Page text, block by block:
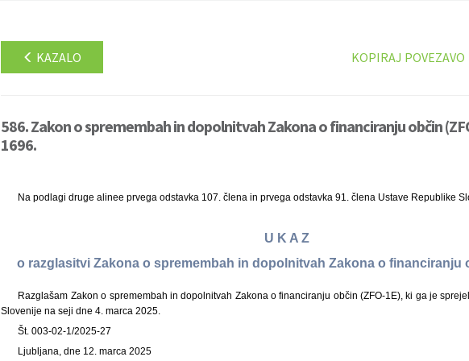
KAZALO KOPIRAJ POVEZAVO
586. Zakon o spremembah in dopolnitvah Zakona o financiranju občin
1696.
Na podlagi druge alinee prvega odstavka 107. člena in prvega odstavka 91. člena Ustave Republike
U K A Z
o razglasitvi Zakona o spremembah in dopolnitvah Zakona o financiranju
Razglašam Zakon o spremembah in dopolnitvah Zakona o financiranju občin (ZFO-1E), ki ga je
Slovenije na seji dne 4. marca 2025.
Št. 003-02-1/2025-27
Ljubljana, dne 12. marca 2025